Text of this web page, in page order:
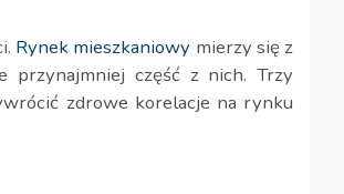
Rynek mieszkaniowy mierzy się z
przynajmniej część z nich. Trzy
zdrowe korelacje na rynku